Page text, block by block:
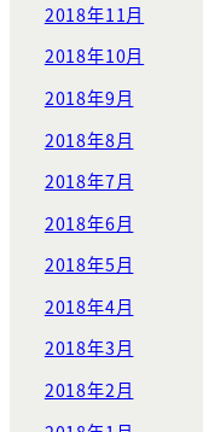
2018年11月
2018年10月
2018年9月
2018年8月
2018年7月
2018年6月
2018年5月
2018年4月
2018年3月
2018年2月